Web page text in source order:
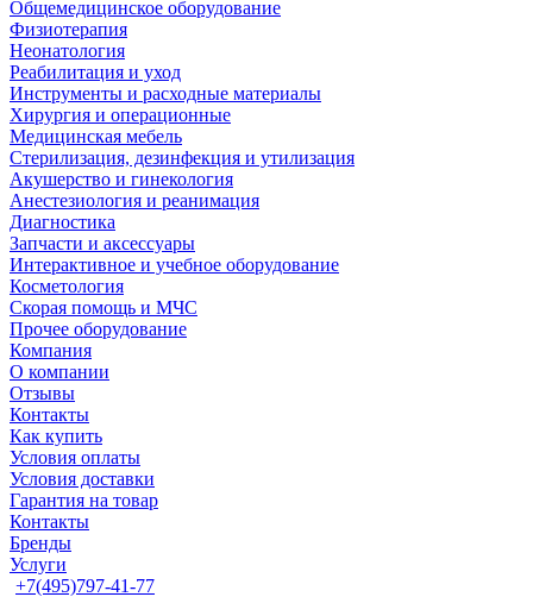
Общемедицинское оборудование
Физиотерапия
Неонатология
Реабилитация и уход
Инструменты и расходные материалы
Хирургия и операционные
Медицинская мебель
Стерилизация, дезинфекция и утилизация
Акушерство и гинекология
Анестезиология и реанимация
Диагностика
Запчасти и аксессуары
Интерактивное и учебное оборудование
Косметология
Скорая помощь и МЧС
Прочее оборудование
Компания
О компании
Отзывы
Контакты
Как купить
Условия оплаты
Условия доставки
Гарантия на товар
Контакты
Бренды
Услуги
+7(495)797-41-77